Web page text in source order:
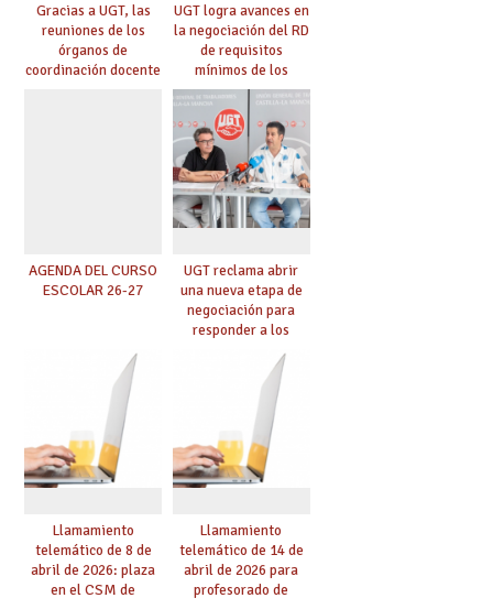
Gracias a UGT, las
reuniones de los
órganos de
coordinación docente
UGT logra avances en
la negociación del RD
de requisitos
mínimos de los
centros educativos y
exige al Ministerio
que los compromisos
se materialicen con
la mayor agilidad
posible
AGENDA DEL CURSO
ESCOLAR 26-27
UGT reclama abrir
una nueva etapa de
negociación para
responder a los
nuevos desafíos de la
educación
Llamamiento
telemático de 8 de
abril de 2026: plaza
en el CSM de
Llamamiento
telemático de 14 de
abril de 2026 para
profesorado de